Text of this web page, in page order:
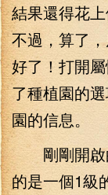
結果還得花
不過，算了
好了！打開
了種植園的
園的信息。
剛剛開啟
的是一個1級